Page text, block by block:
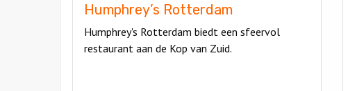
Humphrey’s Rotterdam
Humphrey's Rotterdam biedt een sfeervol
restaurant aan de Kop van Zuid.